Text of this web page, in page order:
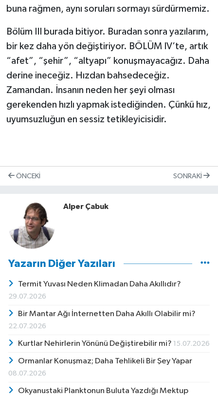
buna rağmen, aynı soruları sormayı sürdürmemiz.
Bölüm III burada bitiyor. Buradan sonra yazılarım,
bir kez daha yön değiştiriyor. BÖLÜM IV’te, artık
“afet”, “şehir”, “altyapı” konuşmayacağız. Daha
derine ineceğiz. Hızdan bahsedeceğiz.
Zamandan. İnsanın neden her şeyi olması
gerekenden hızlı yapmak istediğinden. Çünkü hız,
uyumsuzluğun en sessiz tetikleyicisidir.
ÖNCEKI SONRAKI
Alper Çabuk
Yazarın Diğer Yazıları
Termit Yuvası Neden Klimadan Daha Akıllıdır?
29.07.2026
Bir Mantar Ağı İnternetten Daha Akıllı Olabilir mi?
22.07.2026
Kurtlar Nehirlerin Yönünü Değiştirebilir mi? 15.07.2026
Ormanlar Konuşmaz; Daha Tehlikeli Bir Şey Yapar
08.07.2026
Okyanustaki Planktonun Buluta Yazdığı Mektup